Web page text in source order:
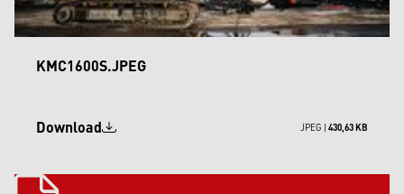
KMC1600S.JPEG
Download JPEG | 430,63 KB